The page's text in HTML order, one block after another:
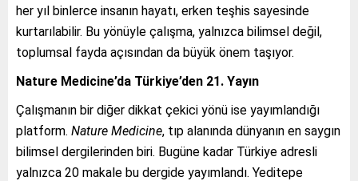
her yıl binlerce insanın hayatı, erken teşhis sayesinde
kurtarılabilir. Bu yönüyle çalışma, yalnızca bilimsel değil,
toplumsal fayda açısından da büyük önem taşıyor.
Nature Medicine’da Türkiye’den 21. Yayın
Çalışmanın bir diğer dikkat çekici yönü ise yayımlandığı
platform. Nature Medicine, tıp alanında dünyanın en saygın
bilimsel dergilerinden biri. Bugüne kadar Türkiye adresli
yalnızca 20 makale bu dergide yayımlandı. Yeditepe